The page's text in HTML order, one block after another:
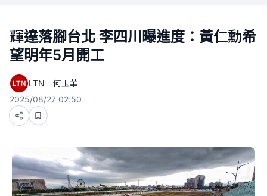
輝達落腳台北 李四川曝進度：黃仁勳希
望明年5月開工
LTN｜何玉華
2025/08/27 02:50